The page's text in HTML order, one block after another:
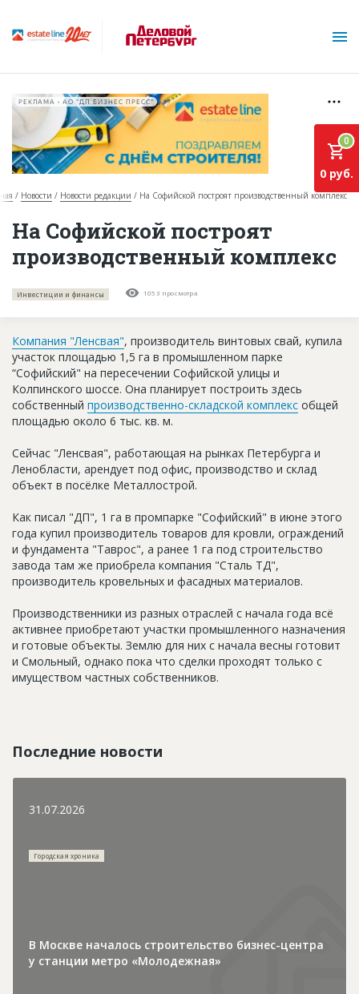
О проекте
Горячие объекты
Глоссарий
Новости
Платные услуги
Пресс-релизы
Правила работы
Контакты
Личный кабинет
РЕКЛАМА • АО "ДП БИЗНЕС ПРЕСС"
Новости Новости редакции На Софийской построят производственный комплекс
На Софийской построят
производственный комплекс
Инвестиции и финансы 1053 просмотра
0
0 руб.
Компания "Ленсвая", производитель винтовых свай, купила
участок площадью 1,5 га в промышленном парке
“Софийский" на пересечении Софийской улицы и
Колпинского шоссе. Она планирует построить здесь
собственный производственно-складской комплекс общей
площадью около 6 тыс. кв. м.
Сейчас "Ленсвая", работающая на рынках Петербурга и
Ленобласти, арендует под офис, производство и склад
объект в посёлке Металлострой.
Как писал "ДП", 1 га в промпарке "Софийский" в июне этого
года купил производитель товаров для кровли, ограждений
и фундамента "Таврос", а ранее 1 га под строительство
завода там же приобрела компания "Сталь ТД",
производитель кровельных и фасадных материалов.
Производственники из разных отраслей с начала года всё
активнее приобретают участки промышленного назначения
и готовые объекты. Землю для них с начала весны готовит
и Смольный, однако пока что сделки проходят только с
имуществом частных собственников.
Последние новости
31.07.2026
Городская хроника
В Москве началось строительство бизнес-центра
у станции метро «Молодежная»